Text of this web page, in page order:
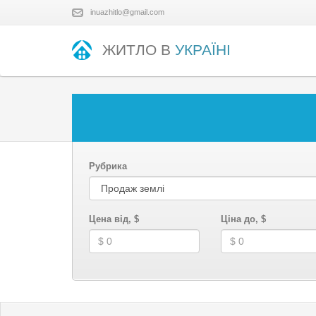
inuazhitlo@gmail.com
ЖИТЛО В УКРАЇНІ
Рубрика
Цена від, $ Ціна до, $